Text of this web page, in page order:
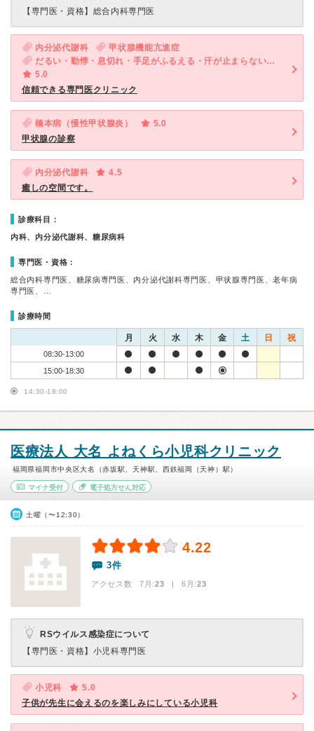
【専門医・資格】 総合内科専門医
内分泌代謝科
甲状腺機能亢進症
だるい・動悸・息切れ・手足がふるえる・汗が止まらない・多汗・体重減少
5.0
信頼できる専門医クリニック
橋本病（慢性甲状腺炎）
5.0
甲状腺の診察
内分泌代謝科
4.5
癒しの空間です。
診療科目：
内科、内分泌代謝科、糖尿病科
専門医・資格：
総合内科専門医、糖尿病専門医、内分泌代謝科専門医、甲状腺専門医、老年病
専門医、…
診療時間
月 火 水 木 金 土 日 祝
08:30-13:00
15:00-18:30
14:30-18:00
医療法人 大名 よねくら小児科クリニック
福岡県福岡市中央区大名（赤坂駅、天神駅、西鉄福岡（天神）駅）
マイナ受付 電子処方せん対応
土曜（〜12:30）
4.22
3件
アクセス数 7月:23 | 6月:23
RSウイルス感染症について
【専門医・資格】 小児科専門医
小児科
5.0
子供が先生に会えるのを楽しみにしている小児科